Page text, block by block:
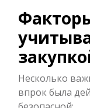
Несколько
впрок была